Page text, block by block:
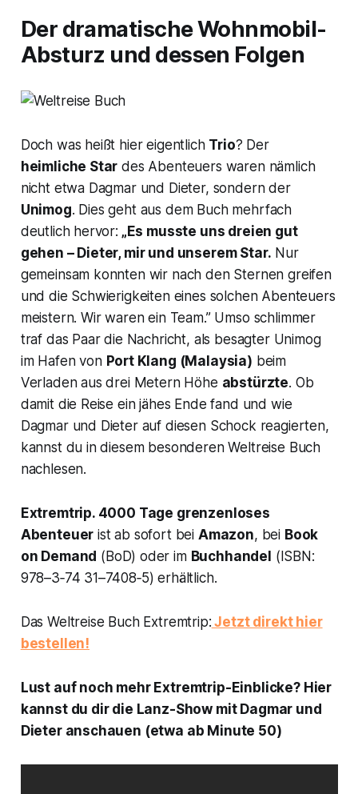
Der dramatische Wohnmobil-
Absturz und dessen Folgen
Doch was heißt hier eigentlich Trio? Der
heimliche Star des Abenteuers waren nämlich
nicht etwa Dagmar und Dieter, sondern der
Unimog. Dies geht aus dem Buch mehrfach
deutlich hervor: „Es musste uns dreien gut
gehen – Dieter, mir und unserem Star. Nur
gemeinsam konnten wir nach den Sternen greifen
und die Schwierigkeiten eines solchen Abenteuers
meistern. Wir waren ein Team.” Umso schlimmer
traf das Paar die Nachricht, als besagter Unimog
im Hafen von Port Klang (Malaysia) beim
Verladen aus drei Metern Höhe abstürzte. Ob
damit die Reise ein jähes Ende fand und wie
Dagmar und Dieter auf diesen Schock reagierten,
kannst du in diesem besonderen Weltreise Buch
nachlesen.
Extremtrip. 4000 Tage grenzenloses
Abenteuer ist ab sofort bei Amazon, bei Book
on Demand (BoD) oder im Buchhandel (ISBN:
978–3‑74 31–7408‑5) erhältlich.
Das Weltreise Buch Extremtrip: Jetzt direkt hier
bestellen!
Lust auf noch mehr Extremtrip-Einblicke? Hier
kannst du dir die Lanz-Show mit Dagmar und
Dieter anschauen (etwa ab Minute 50)